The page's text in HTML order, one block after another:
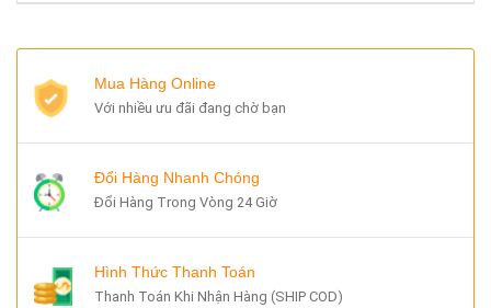
Mua Hàng Online
Với nhiều ưu đãi đang chờ bạn
Đổi Hàng Nhanh Chóng
Đổi Hàng Trong Vòng 24 Giờ
Hình Thức Thanh Toán
Thanh Toán Khi Nhận Hàng (SHIP COD)